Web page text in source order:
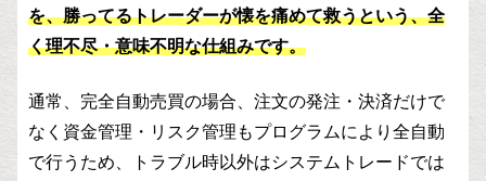
を、勝ってるトレーダーが懐を痛めて救うという、全
く理不尽・意味不明な仕組みです。
通常、完全自動売買の場合、注文の発注・決済だけで
なく資金管理・リスク管理もプログラムにより全自動
で行うため、トラブル時以外はシステムトレードでは